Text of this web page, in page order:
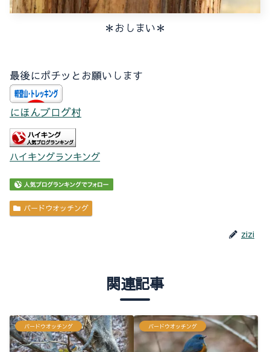
＊おしまい＊
最後にポチッとお願いします
にほんブログ村
ハイキングランキング
バードウオッチング
zizi
関連記事
バードウオッチング バードウオッチング